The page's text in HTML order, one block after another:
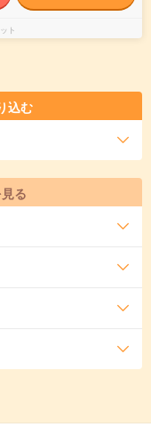
ト
込む
る